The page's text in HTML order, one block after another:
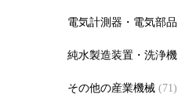
電気計測器・電気部品
純水製造装置・洗浄機
その他の産業機械 (71)